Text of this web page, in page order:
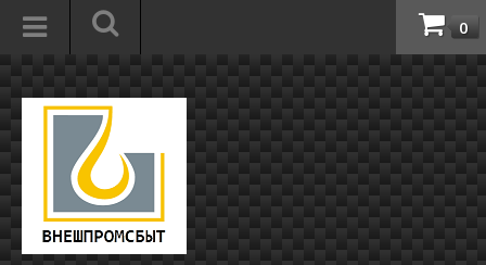
0